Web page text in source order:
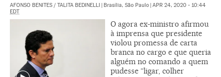
AFONSO BENITES / TALITA BEDINELLI | Brasília, São Paulo | APR 24, 2020 - 10:44
EDT
O agora ex-ministro afirmou
à imprensa que presidente
violou promessa de carta
branca no cargo e que queria
alguém no comando a quem
pudesse “ligar, colher